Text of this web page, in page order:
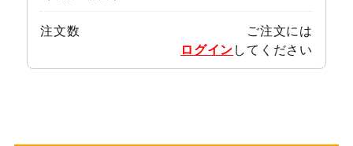
注文数
ご注文には
ログインしてください